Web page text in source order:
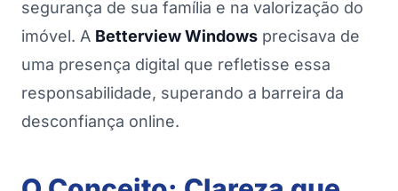
segurança de sua família e na valorização do
imóvel. A Betterview Windows precisava de
uma presença digital que refletisse essa
responsabilidade, superando a barreira da
desconfiança online.